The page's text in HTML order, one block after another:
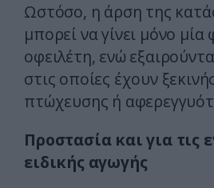
Ωστόσο, η άρση της
μπορεί να γίνει μόνο
οφειλέτη, ενώ
στις οποίες έχουν
πτώχευσης ή
Προστασία και για τις
ειδικής αγωγής